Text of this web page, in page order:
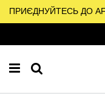
ПРИЄДНУЙТЕСЬ ДО